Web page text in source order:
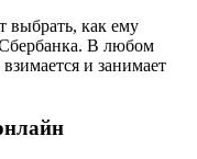
выбрать, как ему
В любом
и занимает